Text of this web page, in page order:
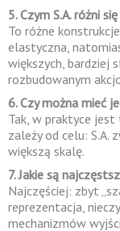
5. Czym S.A. różni
To różne
elastyczna,
większych, bardziej
rozbudowanym
6. Czy można mieć
Tak, w praktyce
zależy od celu: S.A.
większą skalę.
7. Jakie są
Najczęściej: zbyt
reprezentacja,
mechanizmów